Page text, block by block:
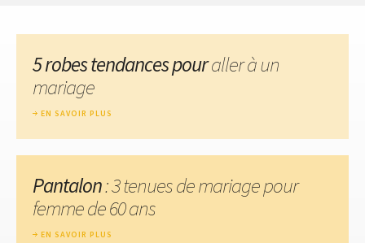
5 robes tendances pouraller à un
mariage
EN SAVOIR PLUS
Pantalon: 3 tenues de mariage pour
femme de 60 ans
EN SAVOIR PLUS